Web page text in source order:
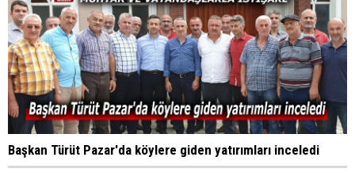
Başkan Türüt Pazar'da köylere giden yatırımları inceledi